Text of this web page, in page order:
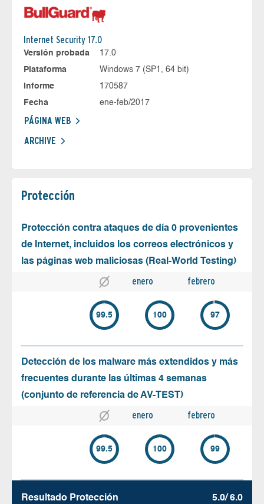
Internet Security 17.0
Versión probada
17.0
Plataforma
Windows 7 (SP1, 64 bit)
Informe
170587
Fecha
ene-feb/2017
PÁGINA WEB
ARCHIVE
Protección
Protección contra ataques de día 0 provenientes
de Internet, incluidos los correos electrónicos y
las páginas web maliciosas (Real-World Testing)
enero febrero
99.5 100 97
Detección de los malware más extendidos y más
frecuentes durante las últimas 4 semanas
(conjunto de referencia de AV-TEST)
enero febrero
99.5 100 99
Resultado Protección 5.0/ 6.0